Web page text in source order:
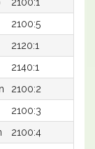
2100:5
2120:1
2140:1
2100:2
2100:3
2100:4